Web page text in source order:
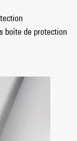
boîte de protection